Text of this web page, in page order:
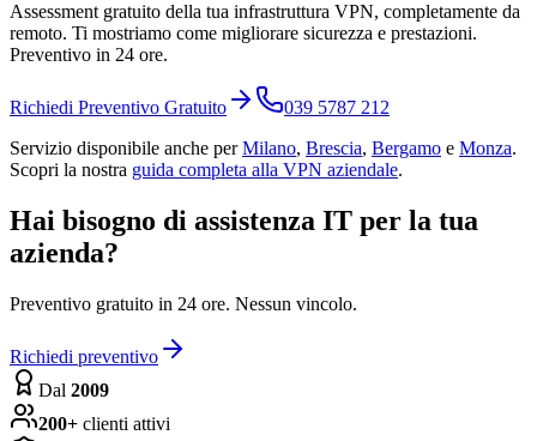
Assessment gratuito della tua infrastruttura VPN, completamente da
remoto. Ti mostriamo come migliorare sicurezza e prestazioni.
Preventivo in 24 ore.
Richiedi Preventivo Gratuito
039 5787 212
Servizio disponibile anche per Milano, Brescia, Bergamo e Monza.
Scopri la nostra guida completa alla VPN aziendale.
Hai bisogno di assistenza IT per la tua
azienda?
Preventivo gratuito in 24 ore. Nessun vincolo.
Richiedi preventivo
Dal 2009
200+ clienti attivi